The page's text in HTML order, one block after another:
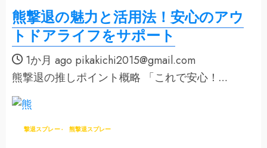
熊撃退の魅力と活用法！安心のアウ
トドアライフをサポート
1か月 ago pikakichi2015@gmail.com
熊撃退の推しポイント概略 「これで安心！…
撃退スプレー 熊撃退スプレー